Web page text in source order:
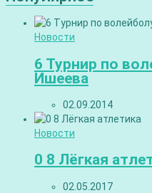
Новости
6 Турнир по
Ишеева
02.09.2014
Новости
0 8 Лёгкая
02.05.2017